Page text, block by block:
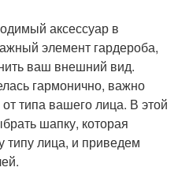
аксессуар в
элемент гардероба,
ваш внешний вид.
гармонично, важно
типа вашего лица. В этой
шапку, которая
типу лица, и приведем